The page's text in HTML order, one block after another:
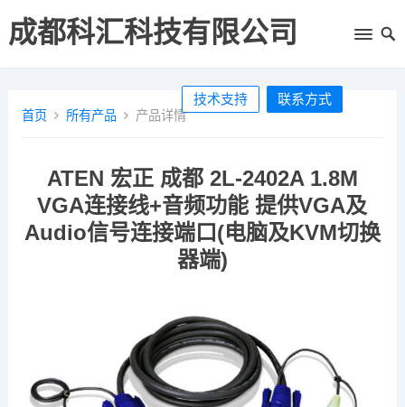
成都科汇科技有限公司
技术支持 联系方式
首页 所有产品 产品详情
ATEN 宏正 成都 2L-2402A 1.8M
VGA连接线+音频功能 提供VGA及
Audio信号连接端口(电脑及KVM切换
器端)